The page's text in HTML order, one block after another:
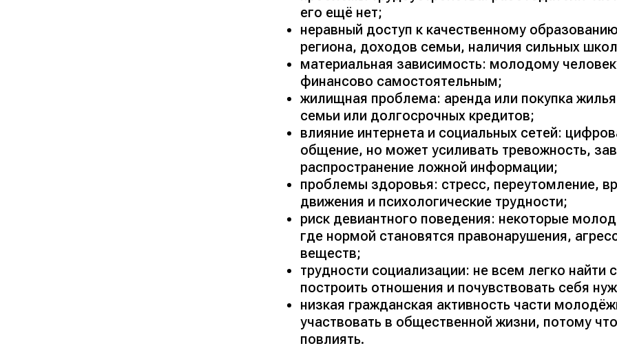
его ещё нет;
неравный доступ к качественному
региона, доходов семьи, наличия сильных
материальная зависимость: молодому
финансово самостоятельным;
жилищная проблема: аренда или покупка
семьи или долгосрочных кредитов;
влияние интернета и социальных сетей:
общение, но может усиливать тревожность,
распространение ложной информации;
проблемы здоровья: стресс, переутомление,
движения и психологические трудности;
риск девиантного поведения: некоторые
где нормой становятся правонарушения,
веществ;
трудности социализации: не всем легко найти
построить отношения и почувствовать себя
низкая гражданская активность части
участвовать в общественной жизни, потому
повлиять.